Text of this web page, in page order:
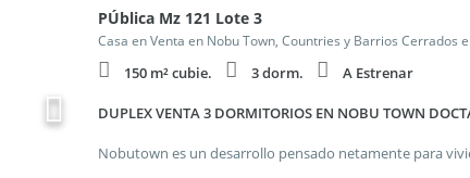
PÚblica Mz 121 Lote 3
Casa en Venta en Nobu Town, Countries y Barrios Cerrados
150 m² cubie. 3 dorm. A Estrenar
DUPLEX VENTA 3 DORMITORIOS EN NOBU TOWN